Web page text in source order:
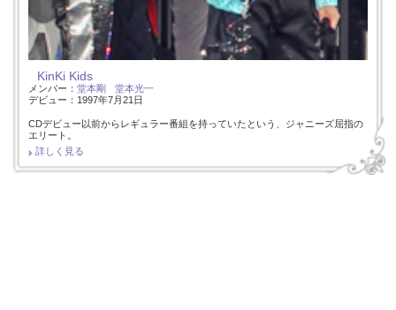
KinKi Kids
メンバー： 堂本剛
堂本光一
デビュー：1997年7月21日
CDデビュー以前からレギュラー番組を持っていたという、ジャニーズ屈指の
エリート。
詳しく見る